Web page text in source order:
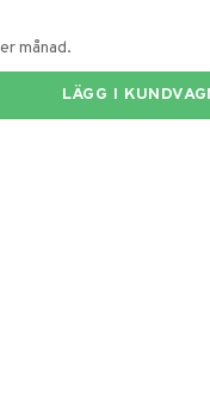
månad.
LÄGG I